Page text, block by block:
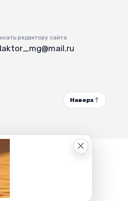
редактору сайта
Наверх